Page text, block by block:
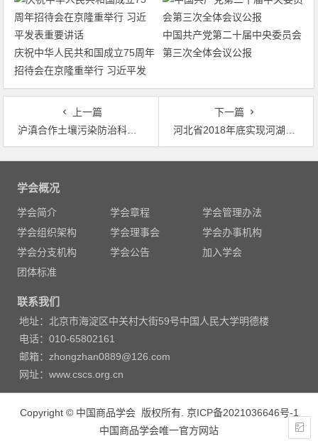
庆祝中华人民共和国成立75周年
招待会在京隆重举行 习近平发
表重要讲话
中国共产党第二十届中央委员会
第三次全体会议公报
上一篇
沪滇合作土壤污染防治科技支撑研讨会在沪顺利召开
下一篇
河北省2018年底实现河湖面貌明显改善
文
学会概况
学会简介 学会章程
学会管理办法
学会组织架构
学会理事会
学会办事机构
学会分支机构
学会公告
加入学会
团体标准
联系我们
地址：北京市海淀区中关村大街59号中国人民大学明德楼
电话：010-65802161
邮箱：zhongzhan0889@126.com
网址：www.cscs.org.cn
Copyright © 中国商品学会 版权所有. 京ICP备2021036646号-1
中国商品学会唯一官方网站